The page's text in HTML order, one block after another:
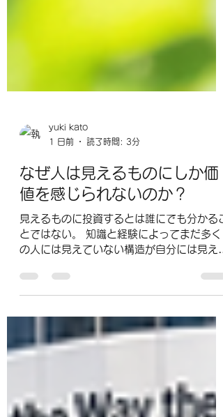
読了時間: 3分
なぜ人は見えるものにしか価
値を感じられないのか？
見えるものに投資するとは誰にでも分かるこ